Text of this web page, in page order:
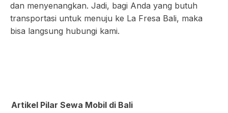
dan menyenangkan. Jadi, bagi Anda yang butuh
transportasi untuk menuju ke La Fresa Bali, maka
bisa langsung hubungi kami.
Artikel Pilar Sewa Mobil di Bali